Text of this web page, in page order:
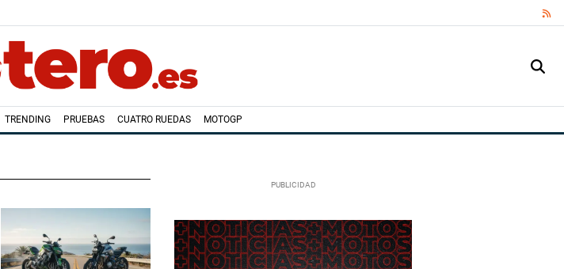
TRENDING PRUEBAS CUATRO RUEDAS MOTOGP